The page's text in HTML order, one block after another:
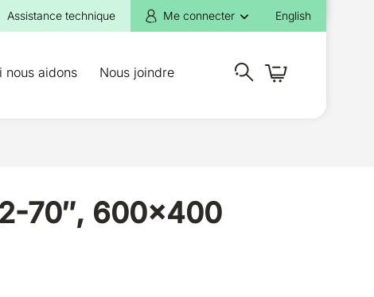
Assistance technique Me connecter English
nous aidons Nous joindre
70″, 600×400